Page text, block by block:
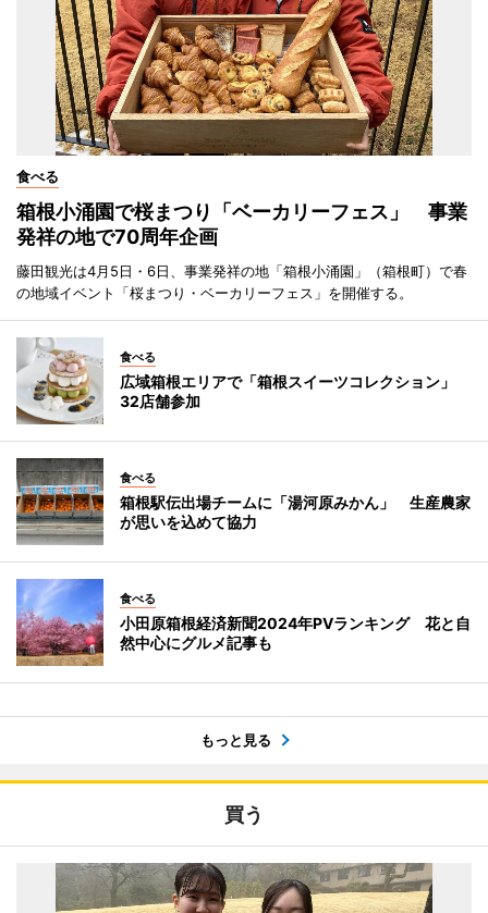
食べる
箱根小涌園で桜まつり「ベーカリーフェス」 事業
発祥の地で70周年企画
藤田観光は4月5日・6日、事業発祥の地「箱根小涌園」（箱根町）で春
の地域イベント「桜まつり・ベーカリーフェス」を開催する。
食べる
広域箱根エリアで「箱根スイーツコレクション」
32店舗参加
食べる
箱根駅伝出場チームに「湯河原みかん」 生産農家
が思いを込めて協力
食べる
小田原箱根経済新聞2024年PVランキング 花と自
然中心にグルメ記事も
もっと見る
買う